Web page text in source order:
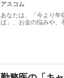
アスコム
あなたは、「今より年
ば」、お金の悩みや